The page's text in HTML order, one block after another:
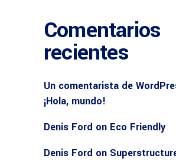
Comentarios
recientes
Un comentarista de
¡Hola, mundo!
Denis Ford on Eco Friendly
Denis Ford on